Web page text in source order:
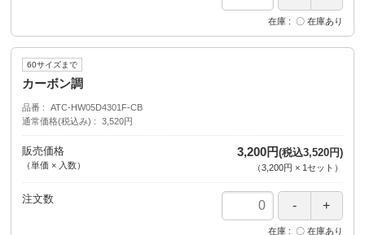
在庫 〇 在庫あり
60サイズまで
カーボン調
品番
ATC-HW05D4301F-CB
通常価格(税込み)
3,520円
販売価格
（単価 × 入数）
3,200円(税込3,520円)
（3,200円 × 1 セット ）
注文数
在庫 〇 在庫あり